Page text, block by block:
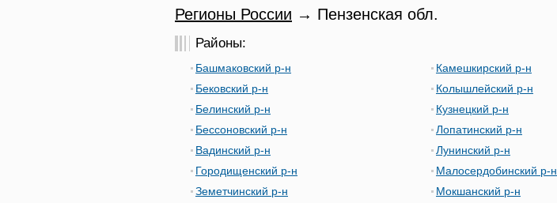
Регионы России → Пензенская обл.
Районы:
Башмаковский р-н
Бековский р-н
Белинский р-н
Бессоновский р-н
Вадинский р-н
Городищенский р-н
Земетчинский р-н
Камешкирский р-н
Колышлейский р-н
Кузнецкий р-н
Лопатинский р-н
Лунинский р-н
Малосердобинский р-н
Мокшанский р-н